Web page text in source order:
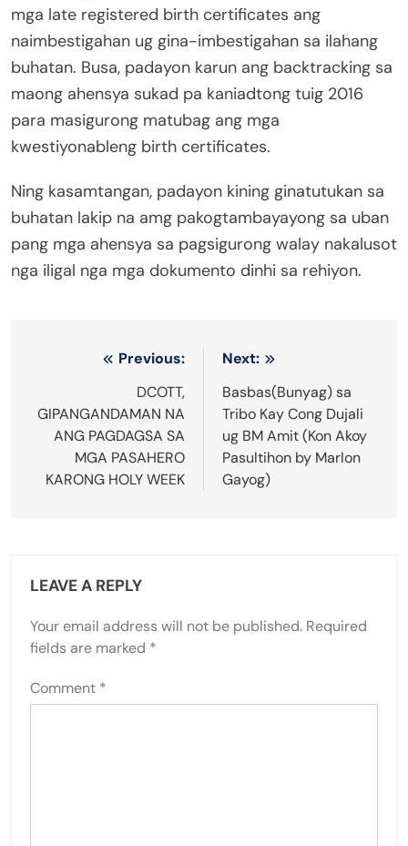
mga late registered birth certificates ang
naimbestigahan ug gina-imbestigahan sa ilahang
buhatan. Busa, padayon karun ang backtracking sa
maong ahensya sukad pa kaniadtong tuig 2016
para masigurong matubag ang mga
kwestiyonableng birth certificates.
Ning kasamtangan, padayon kining ginatutukan sa
buhatan lakip na amg pakogtambayayong sa uban
pang mga ahensya sa pagsigurong walay nakalusot
nga iligal nga mga dokumento dinhi sa rehiyon.
Previous:
DCOTT,
GIPANGANDAMAN NA
ANG PAGDAGSA SA
MGA PASAHERO
KARONG HOLY WEEK
Next:
Basbas(Bunyag) sa
Tribo Kay Cong Dujali
ug BM Amit (Kon Akoy
Pasultihon by Marlon
Gayog)
LEAVE A REPLY
Your email address will not be published. Required
fields are marked *
Comment *